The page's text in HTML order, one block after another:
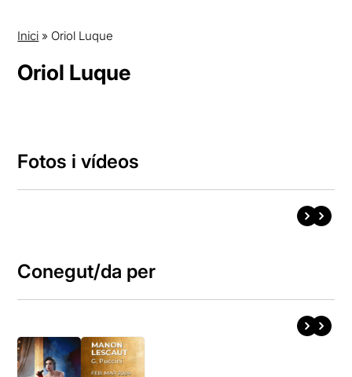
Inici » Oriol Luque
Oriol Luque
Fotos i vídeos
Conegut/da per